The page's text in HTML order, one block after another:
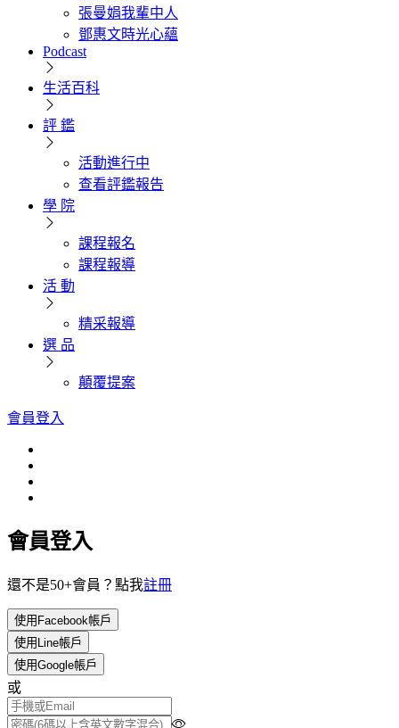
張曼娟我輩中人
鄧惠文時光心蘊
Podcast
生活百科
評 鑑
活動進行中
查看評鑑報告
學 院
課程報名
課程報導
活 動
精采報導
選 品
顛覆提案
會員登入
會員登入
還不是50+會員？點我註冊
使用Facebook帳戶
使用Line帳戶
使用Google帳戶
或